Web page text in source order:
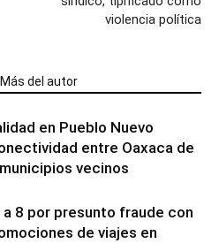
violencia política
Más del autor
en Pueblo Nuevo
entre Oaxaca de
vecinos
a 8 por presunto fraude con
de viajes en